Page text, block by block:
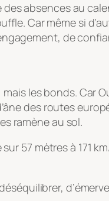
absences au
Car même si
de
les bonds. Car
des routes
ramène au sol.
57 mètres à 171